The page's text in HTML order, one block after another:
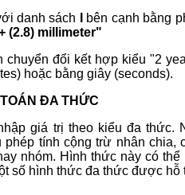
danh sách
bên cạnh bằng
(2.8) millimeter"
đổi kết hợp kiểu "2
hoặc bằng giây (seconds).
ĐA THỨC
giá trị theo kiểu đa thức.
tính cộng trừ nhân chia,
nhóm. Hình thức này có
số hình thức đa thức được hỗ